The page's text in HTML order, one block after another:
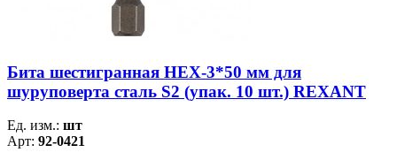
Бита шестигранная HEX-3*50 мм для
шуруповерта сталь S2 (упак. 10 шт.) REXANT
Ед. изм.: шт
Арт: 92-0421